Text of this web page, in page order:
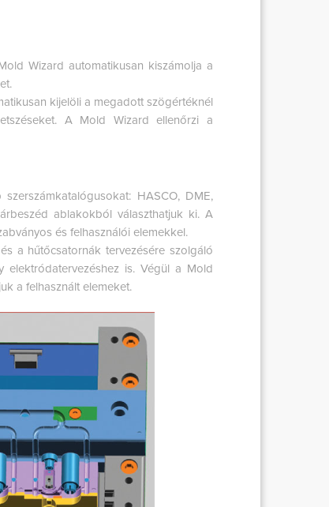
Wizard automatikusan kiszámolja a
kijelöli a megadott szögértéknél
A Mold Wizard ellenőrzi a
HASCO, DME,
ablakokból választhatjuk ki. A
és felhasználói elemekkel.
a hűtőcsatornák tervezésére szolgáló
is. Végül a Mold
a felhasznált elemeket.